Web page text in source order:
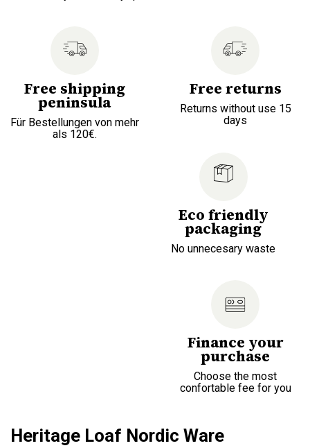
Free shipping
peninsula
Für Bestellungen von mehr
als 120€.
Free returns
Returns without use 15
days
Eco friendly
packaging
No unnecesary waste
Finance your
purchase
Choose the most
confortable fee for you
Heritage Loaf Nordic Ware